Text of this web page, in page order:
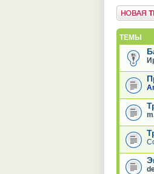
Новая тема
ТЕМЫ